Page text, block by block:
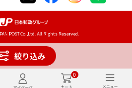
0
絞り込み
POST Co.,Ltd. All Rights Reserved.